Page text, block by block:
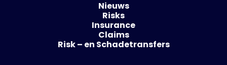
Nieuws
Risks
Insurance
Claims
Risk – en Schadetransfers